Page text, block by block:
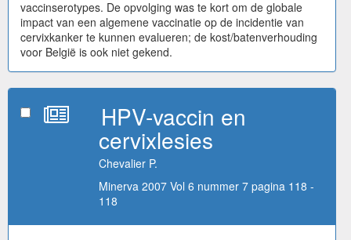
vaccinserotypes. De opvolging was te kort om de globale
impact van een algemene vaccinatie op de incidentie van
cervixkanker te kunnen evalueren; de kost/batenverhouding
voor België is ook niet gekend.
HPV-vaccin en
cervixlesies
Chevalier P.
Minerva 2007 Vol 6 nummer 7 pagina 118 -
118